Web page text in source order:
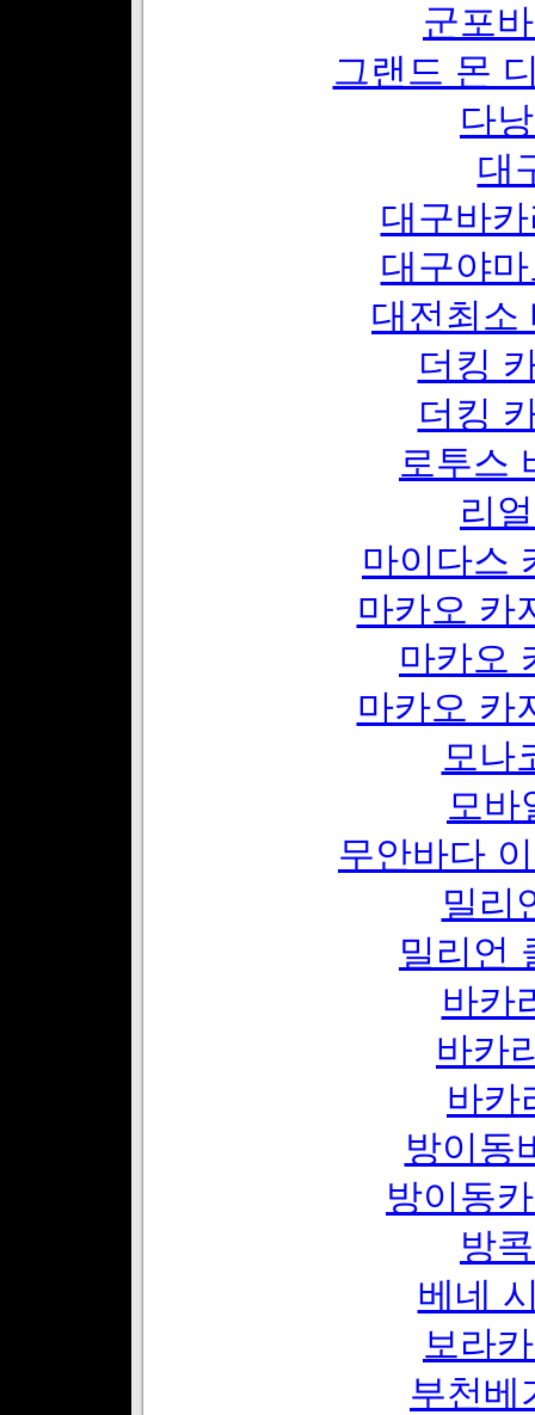
군포
그랜드 몬
다
대
대구바
대구야
대전최소
더킹
더킹
로투스
리
마이다스
마카오 카
마카오
마카오 카
모나
모바
무안바다
밀리
밀리언
바카
바카
바카
방이동
방이동
방
베네
보라
부천베